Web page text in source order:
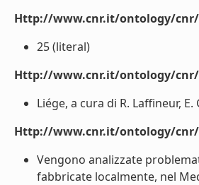
Http://www.cnr.it/ontology/
25 (literal)
Http://www.cnr.it/ontology/
Liége, a cura di R. Laffineur,
Http://www.cnr.it/ontology/cnr/
Vengono analizzate
fabbricate localmente, nel